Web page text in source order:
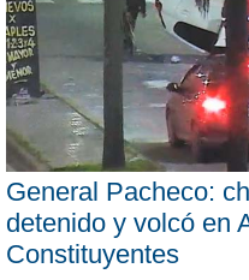
General Pacheco:
detenido y volcó en
Constituyentes